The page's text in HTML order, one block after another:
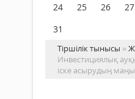
24
25 26 27
31
Тіршілік тынысы »
Инвестициялық
іске асырудың